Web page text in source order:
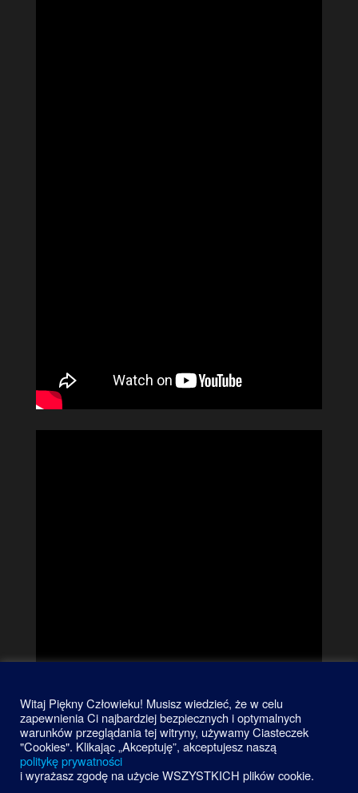
Witaj Piękny Człowieku! Musisz wiedzieć, że w celu
zapewnienia Ci najbardziej bezpiecznych i optymalnych
warunków przeglądania tej witryny, używamy Ciasteczek
"Cookies". Klikając „Akceptuję”, akceptujesz naszą
politykę prywatności
i wyrażasz zgodę na użycie WSZYSTKICH plików cookie.